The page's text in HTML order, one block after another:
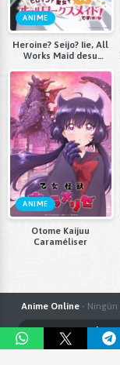
ANIME
Heroine? Seijo? Iie, All
Works Maid desu
ANIME
Otome Kaijuu
Caraméliser
Anime Online - Ningún
Términos y